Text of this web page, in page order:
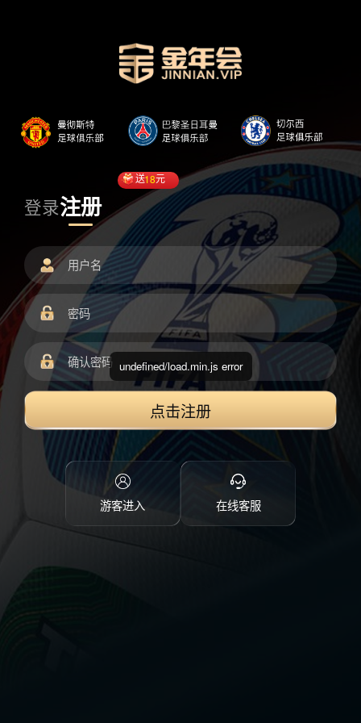
登录注册
送18元
点击注册
游客进入 在线客服
undefined/load.min.js error